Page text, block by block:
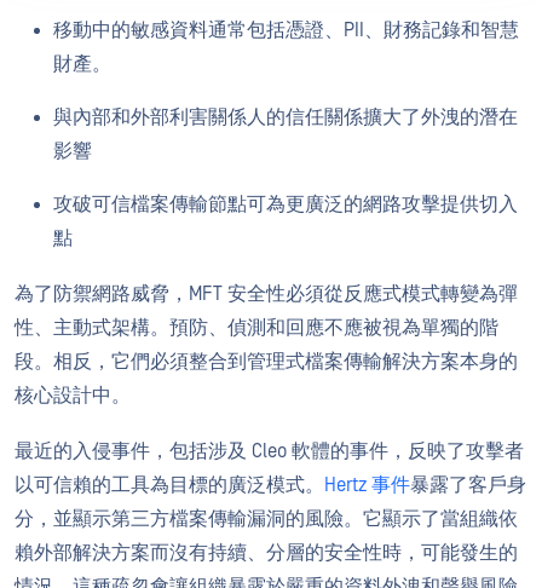
移動中的敏感資料通常包括憑證、PII、財務記錄和智慧
財產。
與內部和外部利害關係人的信任關係擴大了外洩的潛在
影響
攻破可信檔案傳輸節點可為更廣泛的網路攻擊提供切入
點
為了防禦網路威脅，MFT 安全性必須從反應式模式轉變為彈
性、主動式架構。預防、偵測和回應不應被視為單獨的階
段。相反，它們必須整合到管理式檔案傳輸解決方案本身的
核心設計中。
最近的入侵事件，包括涉及 Cleo 軟體的事件，反映了攻擊者
以可信賴的工具為目標的廣泛模式。
Hertz 事件暴露了客戶身
分，並顯示第三方檔案傳輸漏洞的風險。它顯示了當組織依
賴外部解決方案而沒有持續、分層的安全性時，可能發生的